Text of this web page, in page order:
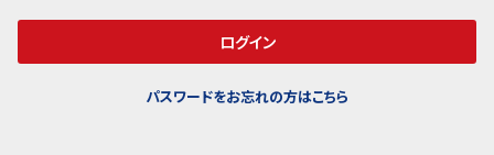
ログイン
パスワードをお忘れの方はこちら